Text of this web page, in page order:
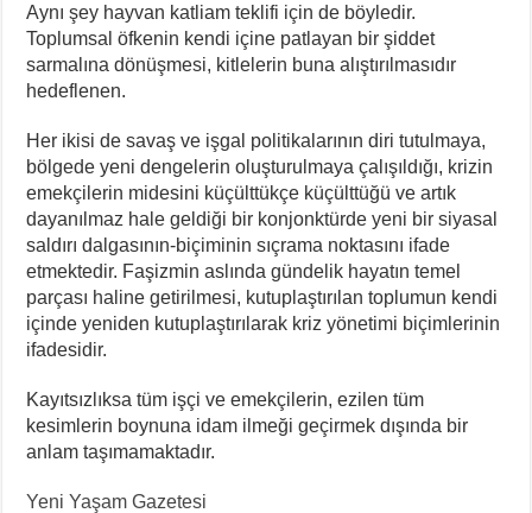
Aynı şey hayvan katliam teklifi için de böyledir.
Toplumsal öfkenin kendi içine patlayan bir şiddet
sarmalına dönüşmesi, kitlelerin buna alıştırılmasıdır
hedeflenen.
Her ikisi de savaş ve işgal politikalarının diri tutulmaya,
bölgede yeni dengelerin oluşturulmaya çalışıldığı, krizin
emekçilerin midesini küçülttükçe küçülttüğü ve artık
dayanılmaz hale geldiği bir konjonktürde yeni bir siyasal
saldırı dalgasının-biçiminin sıçrama noktasını ifade
etmektedir. Faşizmin aslında gündelik hayatın temel
parçası haline getirilmesi, kutuplaştırılan toplumun kendi
içinde yeniden kutuplaştırılarak kriz yönetimi biçimlerinin
ifadesidir.
Kayıtsızlıksa tüm işçi ve emekçilerin, ezilen tüm
kesimlerin boynuna idam ilmeği geçirmek dışında bir
anlam taşımamaktadır.
Yeni Yaşam Gazetesi